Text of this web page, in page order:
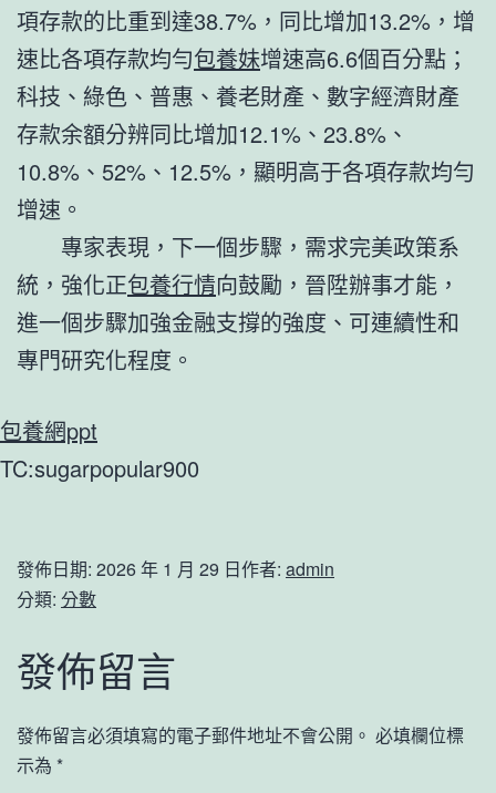
項存款的比重到達38.7%，同比增加13.2%，增
速比各項存款均勻包養妹增速高6.6個百分點；
科技、綠色、普惠、養老財產、數字經濟財產
存款余額分辨同比增加12.1%、23.8%、
10.8%、52%、12.5%，顯明高于各項存款均勻
增速。
專家表現，下一個步驟，需求完美政策系
統，強化正包養行情向鼓勵，晉陞辦事才能，
進一個步驟加強金融支撐的強度、可連續性和
專門研究化程度。
包養網ppt
TC:sugarpopular900
發佈日期: 2026 年 1 月 29 日作者: admin
分類: 分數
發佈留言
發佈留言必須填寫的電子郵件地址不會公開。 必填欄位標
示為 *